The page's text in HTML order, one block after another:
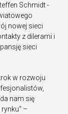
Schmidt -
nowej sieci
z dilerami i
sieci
w rozwoju
nam się
–